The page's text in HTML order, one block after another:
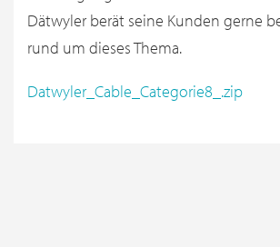
Dätwyler berät seine Kunden gerne
rund um dieses Thema.
Datwyler_Cable_Categorie8_.zip